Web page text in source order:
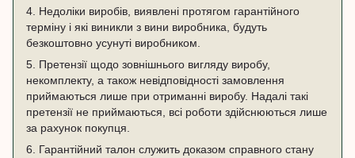
4. Недоліки виробів, виявлені протягом гарантійного
терміну і які виникли з вини виробника, будуть
безкоштовно усунуті виробником.
5. Претензії щодо зовнішнього вигляду виробу,
некомплекту, а також невідповідності замовлення
приймаються лише при отриманні виробу. Надалі такі
претензії не приймаються, всі роботи здійснюються лише
за рахунок покупця.
6. Гарантійний талон служить доказом справного стану